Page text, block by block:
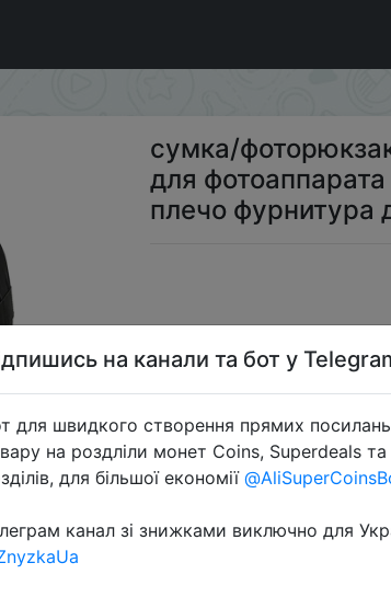
для фотоаппарата Водонепроницаемый
сумка/
для
плечо фурнитура
на канали та бот у
для швидкого створення прямих
на роздліли монет Coins, Superdeals та
для більшої економії
канал зі знижками виключно для